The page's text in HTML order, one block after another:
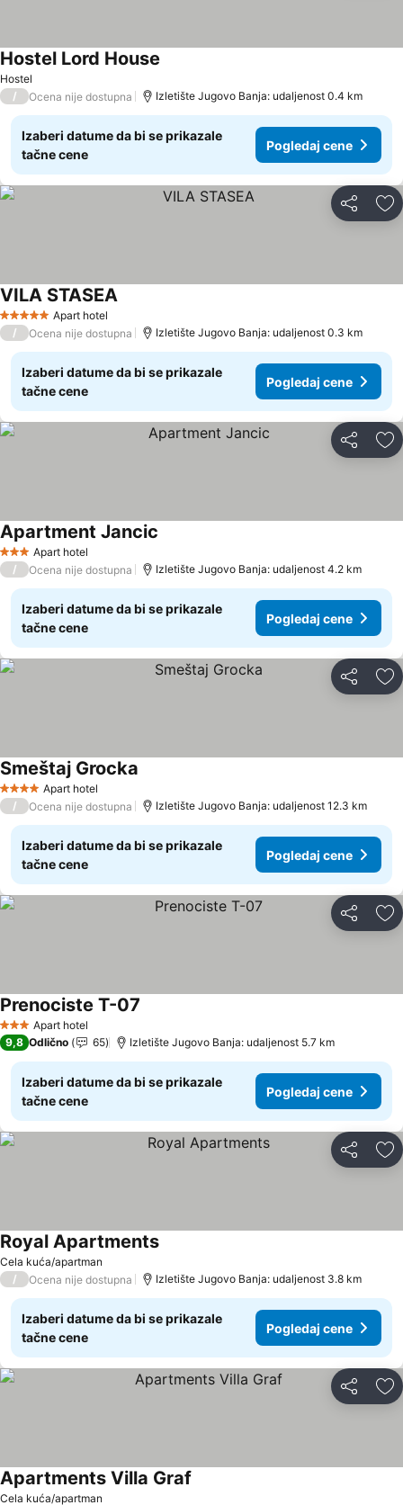
Hostel
Hostel Lord House
/ Ocena nije dostupna Izletište Jugovo Banja: udaljenost 0.4 km
Izaberi datume da bi se prikazale
tačne cene
Pogledaj cene
Deli
5 ZvezdiceApart hotel
VILA STASEA
/ Ocena nije dostupna Izletište Jugovo Banja: udaljenost 0.3 km
Izaberi datume da bi se prikazale
tačne cene
Pogledaj cene
Deli
3 ZvezdiceApart hotel
Apartment Jancic
/ Ocena nije dostupna Izletište Jugovo Banja: udaljenost 4.2 km
Izaberi datume da bi se prikazale
tačne cene
Pogledaj cene
Deli
4 ZvezdiceApart hotel
Smeštaj Grocka
/ Ocena nije dostupna Izletište Jugovo Banja: udaljenost 12.3 km
Izaberi datume da bi se prikazale
tačne cene
Pogledaj cene
Deli
3 ZvezdiceApart hotel
Prenociste T-07
9,8 Odlično 65 Izletište Jugovo Banja: udaljenost 5.7 km
Izaberi datume da bi se prikazale
tačne cene
Pogledaj cene
Deli
Cela kuća/apartman
Royal Apartments
/ Ocena nije dostupna Izletište Jugovo Banja: udaljenost 3.8 km
Izaberi datume da bi se prikazale
tačne cene
Pogledaj cene
Deli
Cela kuća/apartman
Apartments Villa Graf